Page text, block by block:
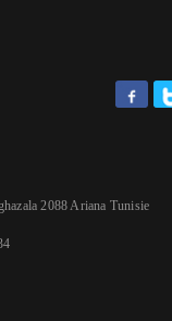
2088 Ariana Tunisie